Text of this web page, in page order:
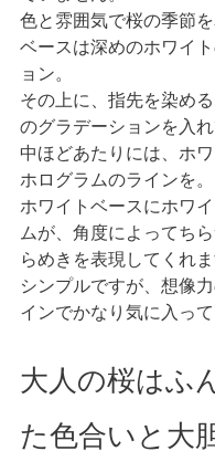
色と雰囲気で桜の季節を
ベースは深めのホワイ
ョン。
その上に、指先を染め
のグラデーションを入れ
中ほどあたりには、ホ
ホログラムのラインを。
ホワイトベースにホワ
ムが、角度によってち
らめきを表現してくれま
シンプルですが、想像
インでかなり気に入っ
大人の桜はふ
た色合いと大